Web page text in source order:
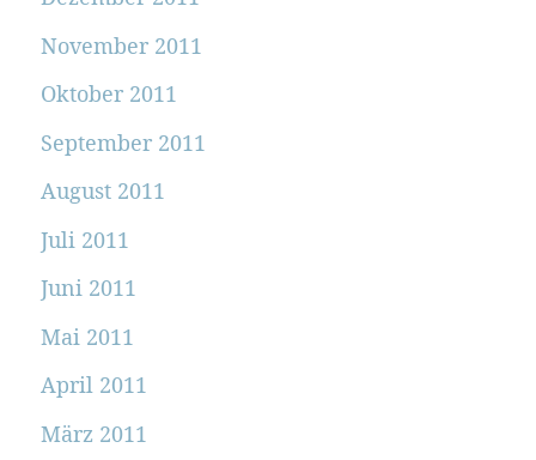
November 2011
Oktober 2011
September 2011
August 2011
Juli 2011
Juni 2011
Mai 2011
April 2011
März 2011